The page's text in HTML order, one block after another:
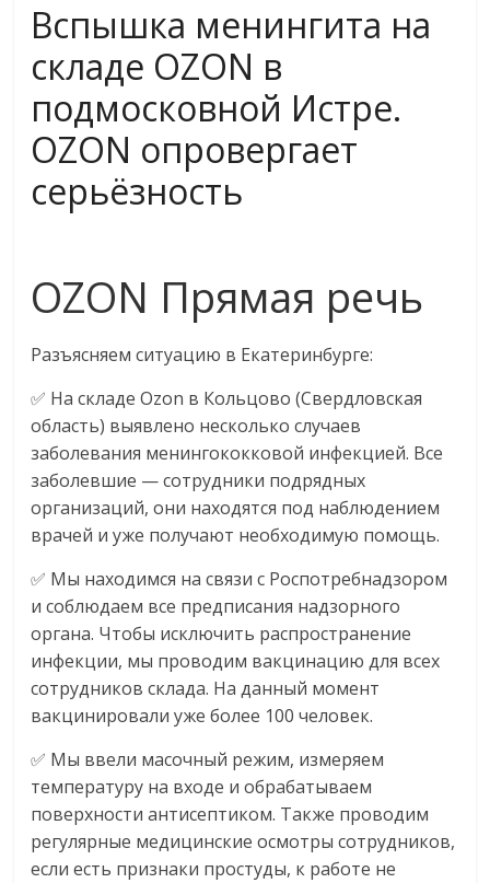
Вспышка менингита на
складе OZON в
подмосковной Истре.
OZON опровергает
серьёзность
OZON Прямая речь
Разъясняем ситуацию в Екатеринбурге:
✅ На складе Ozon в Кольцово (Свердловская
область) выявлено несколько случаев
заболевания менингококковой инфекцией. Все
заболевшие — сотрудники подрядных
организаций, они находятся под наблюдением
врачей и уже получают необходимую помощь.
✅ Мы находимся на связи с Роспотребнадзором
и соблюдаем все предписания надзорного
органа. Чтобы исключить распространение
инфекции, мы проводим вакцинацию для всех
сотрудников склада. На данный момент
вакцинировали уже более 100 человек.
✅ Мы ввели масочный режим, измеряем
температуру на входе и обрабатываем
поверхности антисептиком. Также проводим
регулярные медицинские осмотры сотрудников,
если есть признаки простуды, к работе не